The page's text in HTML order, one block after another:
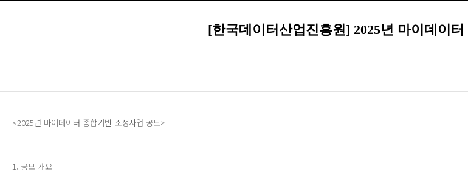
[한국데이터산업진흥원] 2025년 마이데이
<2025년 마이데이터 종합기반 조성사업 공모>
1. 공모 개요